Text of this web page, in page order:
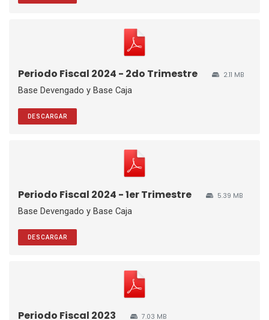
Periodo Fiscal 2024 - 2do Trimestre 2.11 MB
Base Devengado y Base Caja
DESCARGAR
Periodo Fiscal 2024 - 1er Trimestre 5.39 MB
Base Devengado y Base Caja
DESCARGAR
Periodo Fiscal 2023 7.03 MB